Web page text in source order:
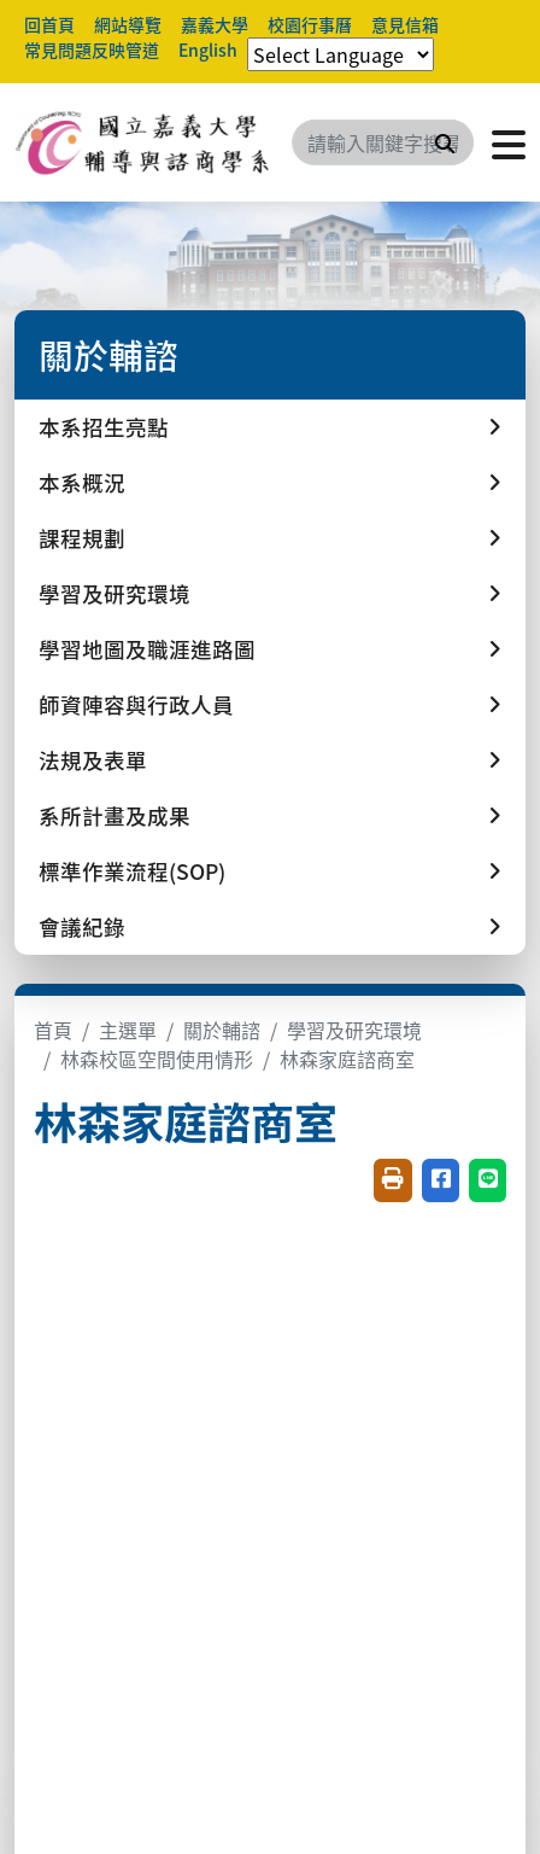
回首頁 網站導覽 嘉義大學 校園行事曆
意見信箱
常見問題反映管道
English
搜尋
關於輔諮
本系招生亮點
本系概況
課程規劃
學習及研究環境
學習地圖及職涯進路圖
師資陣容與行政人員
法規及表單
系所計畫及成果
標準作業流程(SOP)
會議紀錄
首頁 主選單 關於輔諮
學習及研究環境
林森校區空間使用情形
林森家庭諮商室
林森家庭諮商室
友善列印(開新視
分享至臉書
分享